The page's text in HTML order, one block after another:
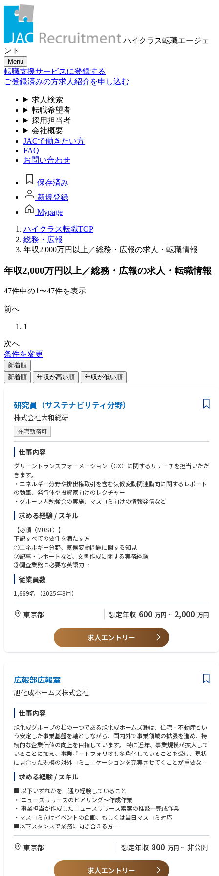
ハイクラス転職エージェ
ント
Menu
転職支援サービスに登録する
ご登録済みの方求人紹介を申し込む
求人検索
転職希望者
採用担当者
会社概要
JACで働きたい方
FAQ
お問い合わせ
保存済み
新規登録
Mypage
ハイクラス転職TOP
総務・広報
年収2,000万円以上／総務・広報の求人・転職情報
年収2,000万円以上／総務・広報の求人・転職情報
47件中の1〜47件を表示
前へ
1
次へ
条件を変更
新着順
新着順
年収が高い順 年収が低い順
研究員（サステナビリティ分野）
株式会社大和総研
在宅勤務可
仕事内容
グリーントランスフォーメーション（GX）に関するリサーチを担当いただ
きます。
・エネルギー分野や排出権取引を含む気候変動関連動向に関するレポート
の執筆、発行体や投資家向けのレクチャー
・グループ内勉強会の実施、マスコミ向けの情報発信など
求める経験 / スキル
【必須（MUST）】
下記すべての要件を満たす方
①エネルギー分野、気候変動問題に関する知見
②記事・レポートなど、文書作成に関する実務経験
③調査業務に必要な英語力
【歓迎（WANT）】
①環境分野での業務経験
ンサルタント、環境系NPOでの職務経験、企業のCSRや総務部門で環境負
荷の計測経験など
②データ分析に関するスキル
③金融・経済に対する興味・関心
従業員数
1,669名 （2025年3月）
東京都 想定年収 600 万円 ~ 2,000 万円
求人エントリー
広報部広報室
旭化成ホームズ株式会社
仕事内容
旭化成グループの柱の一つである旭化成ホームズ㈱は、住宅・不動産とい
う安定した事業基盤を軸としながら、国内外で事業領域の拡張を進め、持
続的な企業価値の向上を目指しています。 特に近年、事業規模が拡大して
いることに加え、事業ポートフォリオも多角化していることを受け、現状
に見合った規模の対外コミュニケーションを充実させてくことが重要なテ
ーマとなっています。
今回募集するポジションでは、中長期スパンでのコーポレート広報体制拡
充を実現するために、ご自身の経験を活かしつつベテラン広報社員から学
び、研鑽を積んでいただくことで成長していく若手人財の役割を担ってい
ただきます。
業務においては、グループ内各事業担当との意思疎通を図り、適切なタイ
ミングで効果的な対外発表を実施していき、報道関係者との良好な関係を
当初はベテラン社員とのOJTを前提に、ニュースリリースの作成～公開、
決算説明会を含む各種報道向けイベントの企画～開催、日常の報道等から
の問い合わせ対応、およびリスク対応などを行っていただきます。
求める経験 / スキル
■ 以下いずれかを一通り経験していること
・ ニュースリリースのヒアリング～作成作業
・ 事業担当が作成したニュースリリース素案の推敲～完成作業
・マスコミ向けイベントの企画、もしくは当日マスコミ対応
■以下スタンスで業務に向き合える方
・これまでのやり方だけにこだわらず、新しい環境において自ら学び自ら
行動できる方
東京都 想定年収 800 万円 ~ 非公開
求人エントリー